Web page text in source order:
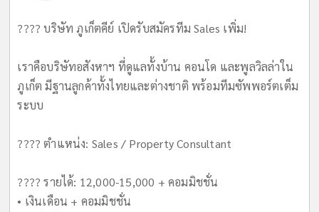
???? บริษัท ภูเก็ตคีย์ เปิดรับสมัครทีม Sales เพิ่ม!
เราคือบริษัทอสังหาฯ ที่ดูแลทั้งบ้าน คอนโด และพูลวิลล่าใน
ภูเก็ต มีฐานลูกค้าทั้งไทยและต่างชาติ พร้อมทีมซัพพอร์ตเต็ม
ระบบ
???? ตำแหน่ง: Sales / Property Consultant
???? รายได้: 12,000-15,000 + คอมมิชชั่น
• เงินเดือน + คอมมิชชั่น